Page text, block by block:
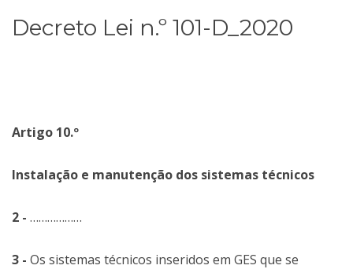
Decreto Lei n.º 101-D_2020
Artigo 10.º
Instalação e manutenção dos sistemas técnicos
2 - ………………
3 - Os sistemas técnicos inseridos em GES que se